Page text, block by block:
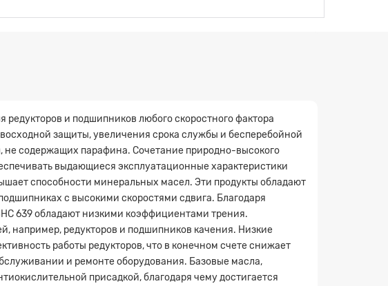
редукторов и подшипников любого скоростного фактора
защиты, увеличения срока службы и бесперебойной
не содержащих парафина. Сочетание природно-высокого
выдающиеся эксплуатационные характеристики
способности минеральных масел. Эти продукты обладают
с высокими скоростями сдвига. Благодаря
639 обладают низкими коэффициентами трения.
например, редукторов и подшипников качения. Низкие
работы редукторов, что в конечном счете снижает
и ремонте оборудования. Базовые масла,
присадкой, благодаря чему достигается